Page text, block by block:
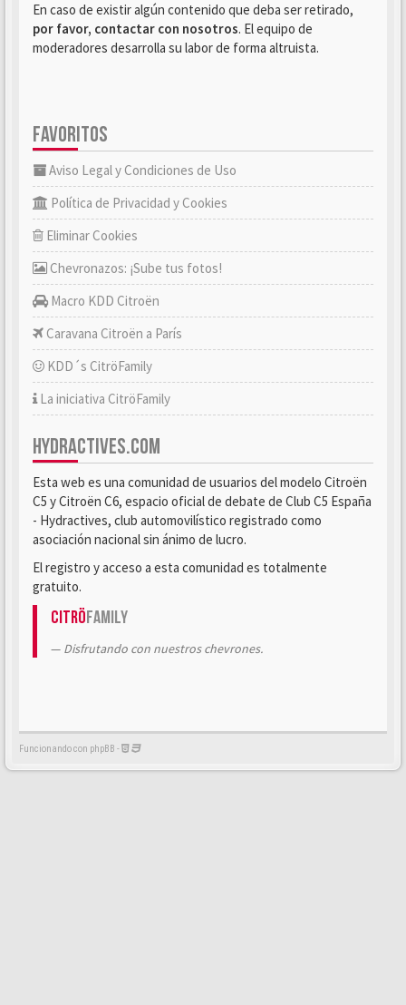
En caso de existir algún contenido que deba ser retirado,
por favor, contactar con nosotros. El equipo de
moderadores desarrolla su labor de forma altruista.
FAVORITOS
Aviso Legal y Condiciones de Uso
Política de Privacidad y Cookies
Eliminar Cookies
Chevronazos: ¡Sube tus fotos!
Macro KDD Citroën
Caravana Citroën a París
KDD´s CitröFamily
La iniciativa CitröFamily
HYDRACTIVES.COM
Esta web es una comunidad de usuarios del modelo Citroën
C5 y Citroën C6, espacio oficial de debate de Club C5 España
- Hydractives, club automovilístico registrado como
asociación nacional sin ánimo de lucro.
El registro y acceso a esta comunidad es totalmente
gratuito.
CitröFamily
Disfrutando con nuestros chevrones.
Funcionando con phpBB -